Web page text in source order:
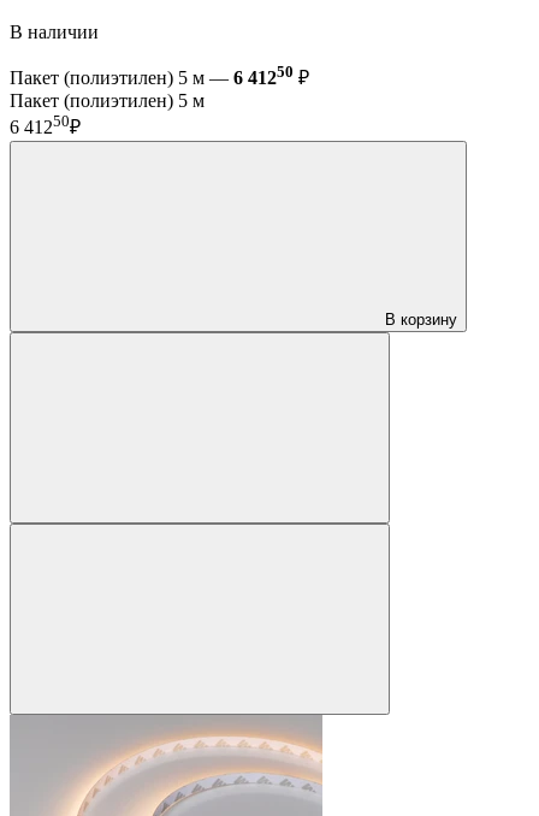
В наличии
Пакет (полиэтилен) 5 м — 6 41250 ₽
Пакет (полиэтилен) 5 м
6 41250₽
В корзину